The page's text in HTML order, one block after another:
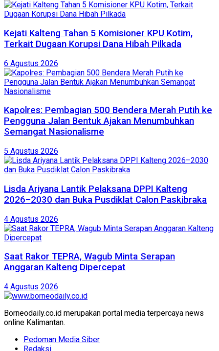
Kejati Kalteng Tahan 5 Komisioner KPU Kotim,
Terkait Dugaan Korupsi Dana Hibah Pilkada
6 Agustus 2026
Kapolres: Pembagian 500 Bendera Merah Putih ke
Pengguna Jalan Bentuk Ajakan Menumbuhkan
Semangat Nasionalisme
5 Agustus 2026
Lisda Ariyana Lantik Pelaksana DPPI Kalteng
2026–2030 dan Buka Pusdiklat Calon Paskibraka
4 Agustus 2026
Saat Rakor TEPRA, Wagub Minta Serapan
Anggaran Kalteng Dipercepat
4 Agustus 2026
Borneodaily.co.id merupakan portal media terpercaya news
online Kalimantan.
Pedoman Media Siber
Redaksi